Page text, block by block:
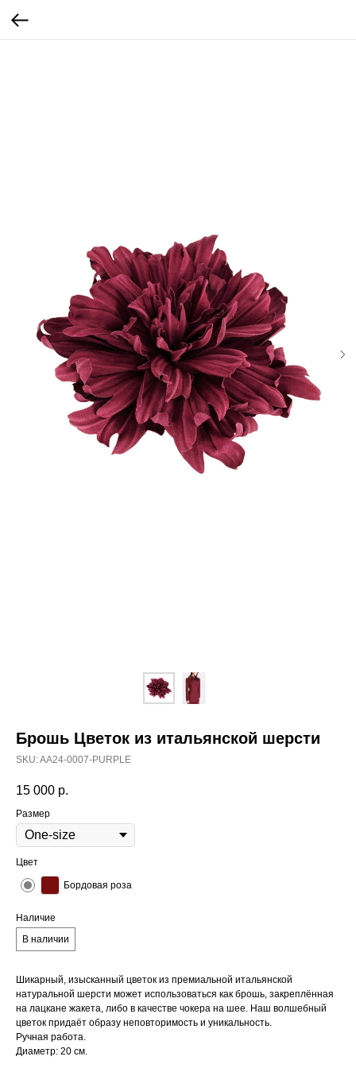
Брошь Цветок из итальянской шерсти
SKU:AA24-0007-PURPLE
15 000 р.
Размер
Цвет
Бордовая роза
Наличие
В наличии
Шикарный, изысканный цветок из премиальной итальянской
натуральной шерсти может использоваться как брошь, закреплённая
на лацкане жакета, либо в качестве чокера на шее. Наш волшебный
цветок придаёт образу неповторимость и уникальность.
Ручная работа.
Диаметр: 20 см.